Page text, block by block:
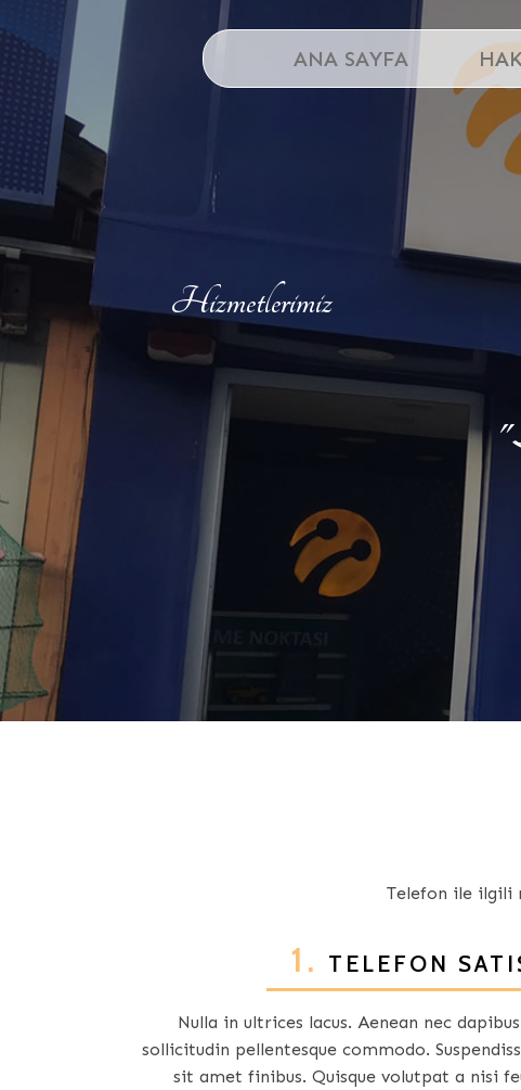
ANA SAYFA
Hizmetlerimiz
Telefon ile ilgili
1. TELEFON
Nulla in ultrices lacus. Aenean nec
sollicitudin pellentesque commodo.
sit amet finibus. Quisque volutpat a nisi